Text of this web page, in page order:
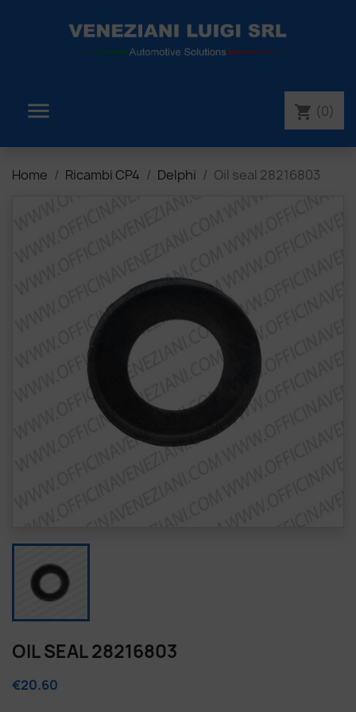
 shopping_cart (0)
Home Ricambi CP4 Delphi Oil seal 28216803
OIL SEAL 28216803
€20.60